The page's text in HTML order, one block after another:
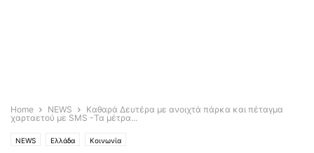
Home NEWS
Καθαρά Δευτέρα με ανοιχτά πάρκα και πέταγμα
χαρταετού με SMS -Τα μέτρα...
NEWS Ελλάδα Κοινωνία